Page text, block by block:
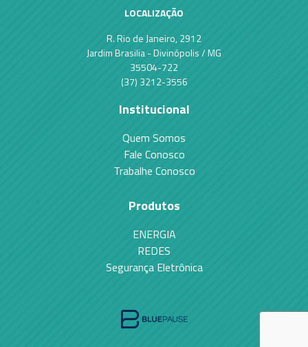
LOCALIZAÇÃO
R. Rio de Janeiro, 2912
Jardim Brasilia - Divinópolis / MG
35504-722
(37) 3212-3556
Institucional
Quem Somos
Fale Conosco
Trabalhe Conosco
Produtos
ENERGIA
REDES
Segurança Eletrônica